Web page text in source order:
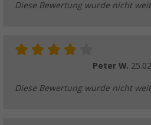
Diese Bewertung wurde nicht
Peter W.
Diese Bewertung wurde nicht